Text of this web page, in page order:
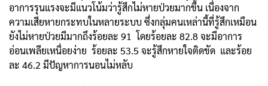
อาการรุนแรงจะมีแนวโน้มว่ารู้สึกไม่หายป่วยมากขึ้น เนื่องจาก
ความเสียหายกระทบในหลายระบบ ซึ่งกลุ่มคนเหล่านี้ที่รู้สึกเหมือน
ยังไม่หายป่วยมีมากถึงร้อยละ 91 โดยร้อยละ 82.8 จะมีอาการ
อ่อนเพลียเหนื่อยง่าย ร้อยละ 53.5 จะรู้สึกหายใจติดขัด และร้อย
ละ 46.2 มีปัญหาการนอนไม่หลับ